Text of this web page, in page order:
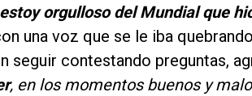
orgulloso del Mundial que
una voz que se le iba
seguir contestando preguntas,
, en los momentos buenos y